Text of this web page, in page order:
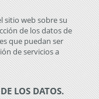
sitio web sobre su
de los datos de
que puedan ser
de servicios a
LOS DATOS.